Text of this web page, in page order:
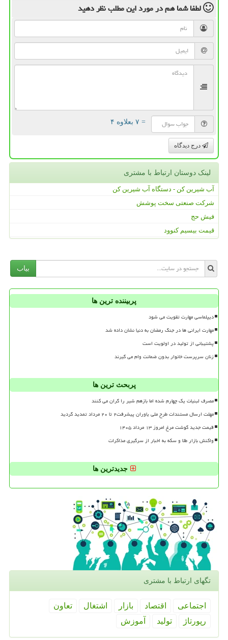
لطفا شما همدر مورد این مطلبنظر دهید
= ۷ بعلاوه ۴
درج دیدگاه
لینک دوستان ارتباط با مشتری
آب شیرین کن - دستگاه آب شیرین کن
شرکت صنعتی سخت پوشش
فیش حج
قیمت بیسیم کنوود
بیاب
پربیننده ترین ها
دیپلماسی مهارت تقویت می شود
مهارت ایرانی ها در جنگ رمضان به دنیا نشان داده شد
پشتیبانی از تولید در اولویت است
زنان سرپرست خانوار بدون ضمانت وام می گیرند
پربحث ترین ها
مصرف لبنیات یک چهارم شده اما بازهم شیر را گران می کنند
مهلت ارسال مستندات طرح ملی یاوران پیشرفت۲ تا ۲۰ مرداد تمدید گردید
قیمت جدید گوشت مرغ امروز ۱۳ مرداد ۱۴۰۵
واکنش بازار طلا و سکه به اخبار از سرگیری مذاکرات
جدیدترین ها
تگهای ارتباط با مشتری
اجتماعی اقتصاد بازار اشتغال
تعاون
رپورتاژ
تولید آموزش